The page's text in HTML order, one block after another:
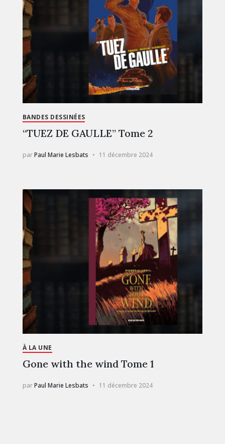
BANDES DESSINÉES
“TUEZ DE GAULLE” Tome 2
parPaul Marie Lesbats 11 décembre 2024
À LA UNE
Gone with the wind Tome 1
parPaul Marie Lesbats 11 décembre 2024